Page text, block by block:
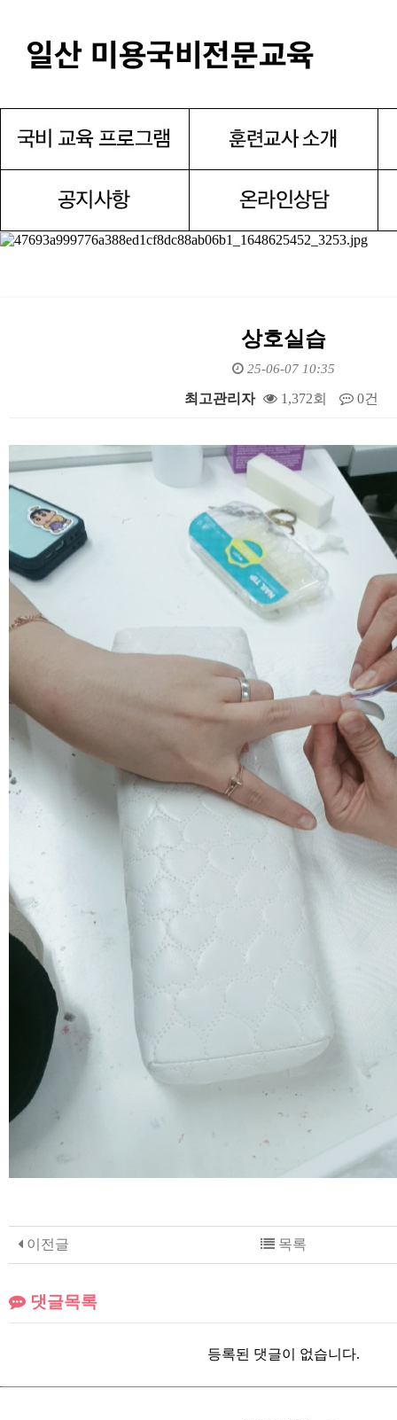
상호실습
25-06-07 10:35
최고관리자 1,372회 0건
본문
이전글 목록
댓글목록
등록된 댓글이 없습니다.